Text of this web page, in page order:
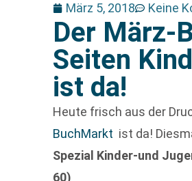
März 5, 2018 Keine
Der März-
Seiten
ist da!
Heute frisch aus der
BuchMarkt ist da!
Spezial Kinder-und
60)